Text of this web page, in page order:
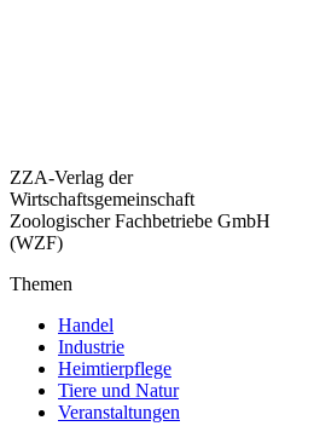
ZZA-Verlag der
Wirtschaftsgemeinschaft
Zoologischer Fachbetriebe GmbH
(WZF)
Themen
Handel
Industrie
Heimtierpflege
Tiere und Natur
Veranstaltungen